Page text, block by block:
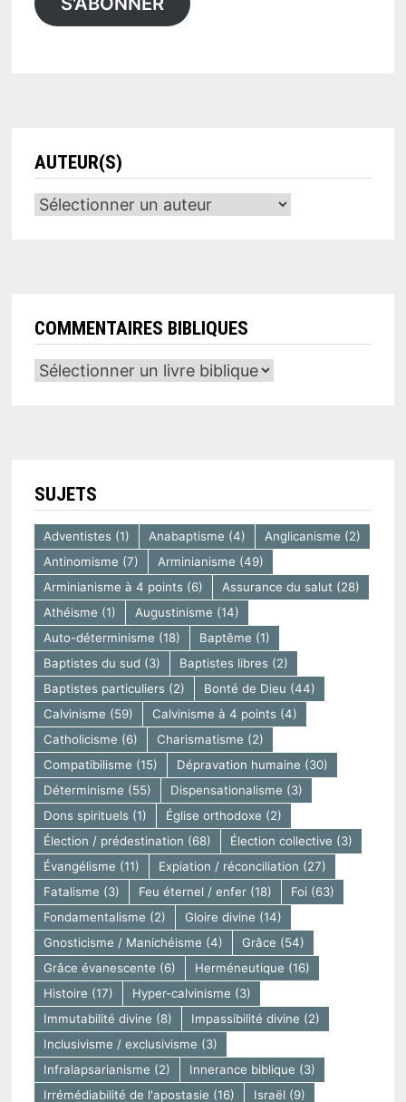
AUTEUR(S)
COMMENTAIRES BIBLIQUES
SUJETS
Adventistes(1) Anabaptisme (4) Anglicanisme (2)
Antinomisme (7) Arminianisme (49)
Arminianisme à 4 points(6) Assurance du salut(28)
Athéisme (1) Augustinisme (14)
Auto-déterminisme (18) Baptême (1)
Baptistes du sud (3) Baptistes libres(2)
Baptistes particuliers(2) Bonté de Dieu (44)
Calvinisme (59) Calvinisme à 4 points(4)
Catholicisme (6) Charismatisme (2)
Compatibilisme (15) Dépravation humaine (30)
Déterminisme (55) Dispensationalisme (3)
Dons spirituels(1) Église orthodoxe (2)
Élection / prédestination (68) Élection collective (3)
Évangélisme (11) Expiation / réconciliation (27)
Fatalisme (3) Feu éternel / enfer(18) Foi(63)
Fondamentalisme (2) Gloire divine (14)
Gnosticisme / Manichéisme (4) Grâce (54)
Grâce évanescente (6) Herméneutique (16)
Histoire (17) Hyper-calvinisme (3)
Immutabilité divine (8) Impassibilité divine (2)
Inclusivisme / exclusivisme (3)
Infralapsarianisme (2) Innerance biblique (3)
Irrémédiabilité de l'apostasie (16) Israël (9)